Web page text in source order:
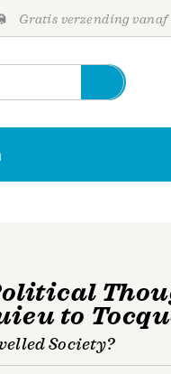
Gratis verzending
to
Society?